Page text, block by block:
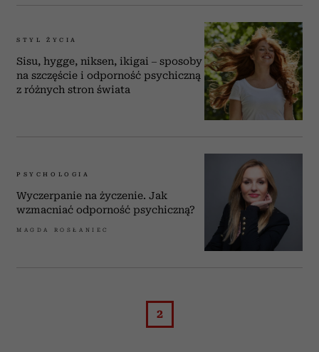
STYL ŻYCIA
Sisu, hygge, niksen, ikigai – sposoby
na szczęście i odporność psychiczną
z różnych stron świata
PSYCHOLOGIA
Wyczerpanie na życzenie. Jak
wzmacniać odporność psychiczną?
MAGDA ROSŁANIEC
2